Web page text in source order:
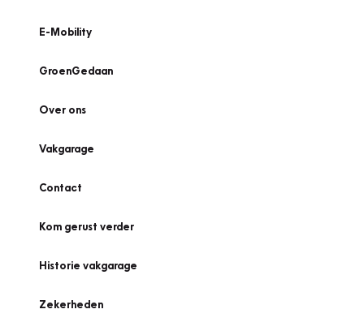
E-Mobility
GroenGedaan
Over ons
Vakgarage
Contact
Kom gerust verder
Historie vakgarage
Zekerheden